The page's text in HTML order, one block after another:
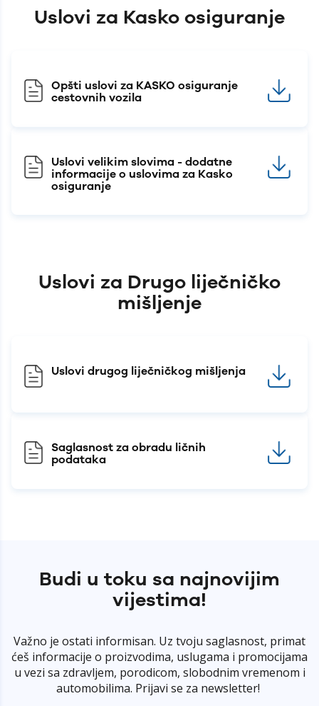
Uslovi za Kasko osiguranje
Opšti uslovi za KASKO osiguranje
cestovnih vozila
Uslovi velikim slovima - dodatne
informacije o uslovima za Kasko
osiguranje
Uslovi za Drugo liječničko
mišljenje
Uslovi drugog liječničkog mišljenja
Saglasnost za obradu ličnih
podataka
Budi u toku sa najnovijim
vijestima!
Važno je ostati informisan. Uz tvoju saglasnost, primat
ćeš informacije o proizvodima, uslugama i promocijama
u vezi sa zdravljem, porodicom, slobodnim vremenom i
automobilima. Prijavi se za newsletter!